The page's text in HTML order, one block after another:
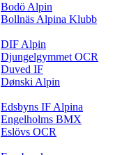
Bodö Alpin
Bollnäs Alpina Klubb
DIF Alpin
Djungelgymmet OCR
Duved IF
Dønski Alpin
Edsbyns IF Alpina
Engelholms BMX
Eslövs OCR